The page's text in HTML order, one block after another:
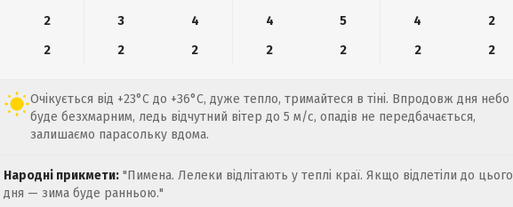
2 3 4 4 5 4
2
2 2 2 2 2 2 2
Очікується від +23°C до +36°C, дуже тепло, тримайтеся в тіні. Впродовж дня небо
буде безхмарним, ледь відчутний вітер до 5 м/с, опадів не передбачається,
залишаємо парасольку вдома.
Народні прикмети: "Пимена. Лелеки відлітають у теплі краї. Якщо відлетіли до цього
дня — зима буде ранньою."